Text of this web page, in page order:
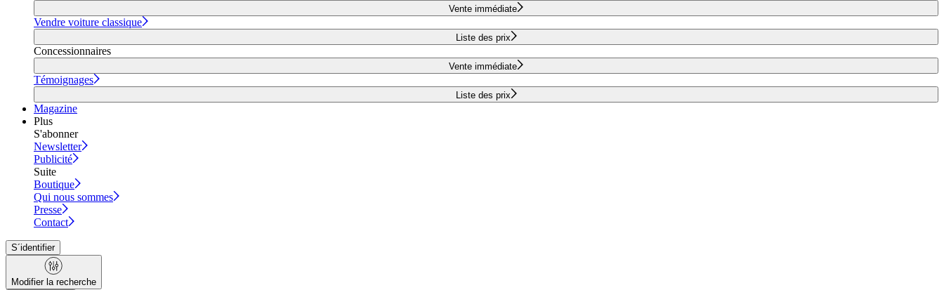
Vente immédiate
Vendre voiture classique
Liste des prix
Concessionnaires
Vente immédiate
Témoignages
Liste des prix
Magazine
Plus
S'abonner
Newsletter
Publicité
Suite
Boutique
Qui nous sommes
Presse
Contact
S´identifier
Modifier la recherche